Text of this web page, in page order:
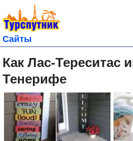
Сайты
Как Лас-Тереситас
Тенерифе